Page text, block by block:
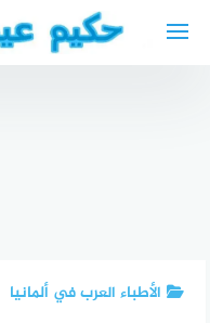
الأطباء العرب في ألمانيا